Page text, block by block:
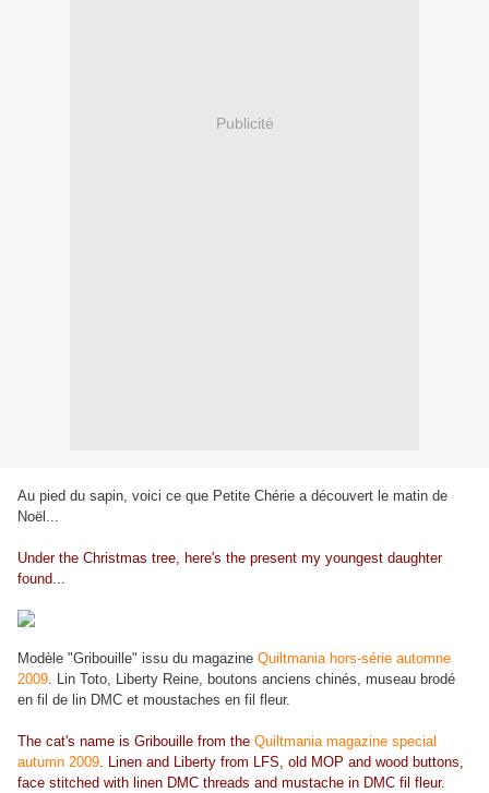
Publicité
Au pied du sapin, voici ce que Petite Chérie a découvert le matin de
Noël...
Under the Christmas tree, here's the present my youngest daughter
found...
Modèle "Gribouille" issu du magazine Quiltmania hors-série automne
2009. Lin Toto, Liberty Reine, boutons anciens chinés, museau brodé
en fil de lin DMC et moustaches en fil fleur.
The cat's name is Gribouille from the Quiltmania magazine special
autumn 2009. Linen and Liberty from LFS, old MOP and wood buttons,
face stitched with linen DMC threads and mustache in DMC fil fleur.